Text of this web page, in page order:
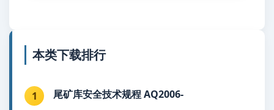
本类下载排行
1 尾矿库安全技术规程 AQ2006-